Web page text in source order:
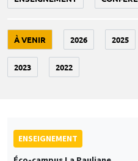
À VENIR 2026 2025
2023 2022
ENSEIGNEMENT